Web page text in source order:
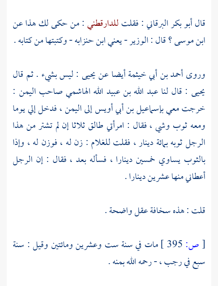
قالأبو بكر البرقاني: فقلتللدارقطني: من حكى لك هذا عن
ابن موسى؟ قال : الوزير - يعنيابن حنزابه- وكتبتها من كتابه .
وروىأحمد بن أبي خيثمةأيضا عنيحيى : ليس بشيء . ثم قال
يحيى : قال لناعبد الله بن عبيد الله الهاشميصاحب اليمن :
خرجت معيبإسماعيل بن أبي أويسإلىاليمن، فدخل إلي يوما
ومعه ثوب وشي ، فقال : امرأتي طالق ثلاثا إن لم تشتر من هذا
الرجل ثوبه بمائة دينار ، فقلت للغلام : زن له ، فوزن له ، وإذا
بالثوب يساوي خمسين دينارا ، فسأله بعد ، فقال : إن الرجل
أعطاني منها عشرين دينارا .
قلت : هذه سخافة عقل واضحة .
[ص:
مات في سنة ست وعشرين ومائتين وقيل : سنة
سبع في رجب ، - رحمه الله بمنه .